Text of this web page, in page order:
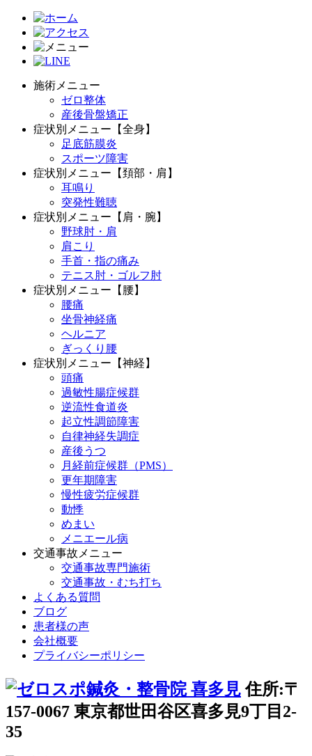
施術メニュー
ゼロ整体
産後骨盤矯正
症状別メニュー【全身】
足底筋膜炎
スポーツ障害
症状別メニュー【頚部・肩】
耳鳴り
突発性難聴
症状別メニュー【肩・腕】
野球肘・肩
肩こり
手首・指の痛み
テニス肘・ゴルフ肘
症状別メニュー【腰】
腰痛
坐骨神経痛
ヘルニア
ぎっくり腰
症状別メニュー【神経】
頭痛
過敏性腸症候群
逆流性食道炎
起立性調節障害
自律神経失調症
産後うつ
月経前症候群（PMS）
更年期障害
慢性疲労症候群
動悸
めまい
メニエール病
交通事故メニュー
交通事故専門施術
交通事故・むち打ち
よくある質問
ブログ
患者様の声
会社概要
プライバシーポリシー
住所:〒
157-0067 東京都世田谷区喜多見9丁目2-
35